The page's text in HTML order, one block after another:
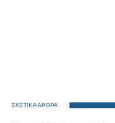
ΣΧΕΤΙΚΑ ΑΡΘΡΑ